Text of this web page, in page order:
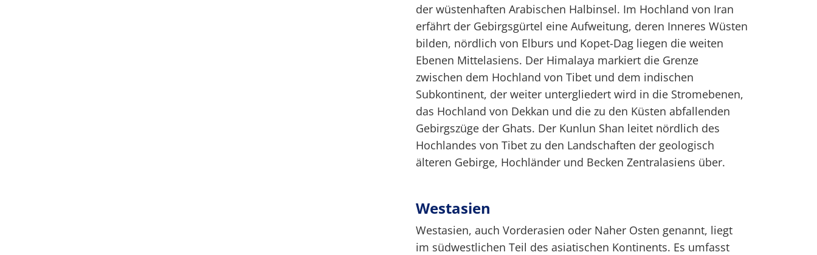
der wüstenhaften Arabischen Halbinsel. Im Hochland von Iran
erfährt der Gebirgsgürtel eine Aufweitung, deren Inneres Wüsten
bilden, nördlich von Elburs und Kopet-Dag liegen die weiten
Ebenen Mittelasiens. Der Himalaya markiert die Grenze
zwischen dem Hochland von Tibet und dem indischen
Subkontinent, der weiter untergliedert wird in die Stromebenen,
das Hochland von Dekkan und die zu den Küsten abfallenden
Gebirgszüge der Ghats. Der Kunlun Shan leitet nördlich des
Hochlandes von Tibet zu den Landschaften der geologisch
älteren Gebirge, Hochländer und Becken Zentralasiens über.
Westasien
Westasien, auch Vorderasien oder Naher Osten genannt, liegt
im südwestlichen Teil des asiatischen Kontinents. Es umfasst